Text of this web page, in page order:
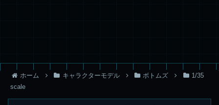
ホーム キャラクターモデル ボトムズ
1/35
scale